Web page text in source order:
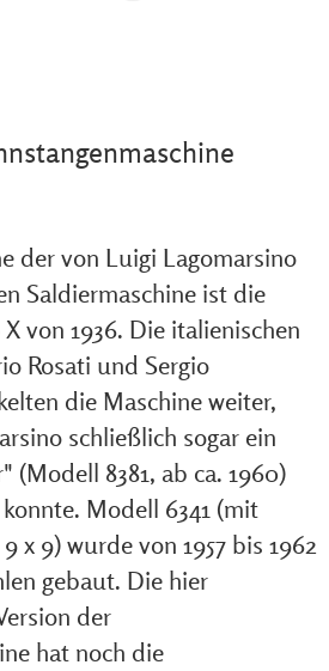
der von Luigi Lagomarsino
Saldiermaschine ist die
von 1936. Die italienischen
Rosati und Sergio
die Maschine weiter,
schließlich sogar ein
(Modell 8381, ab ca. 1960)
Modell 6341 (mit
x 9) wurde von 1957 bis 1962
gebaut. Die hier
der
hat noch die